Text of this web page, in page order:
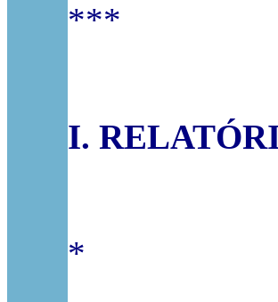
***
I.
*